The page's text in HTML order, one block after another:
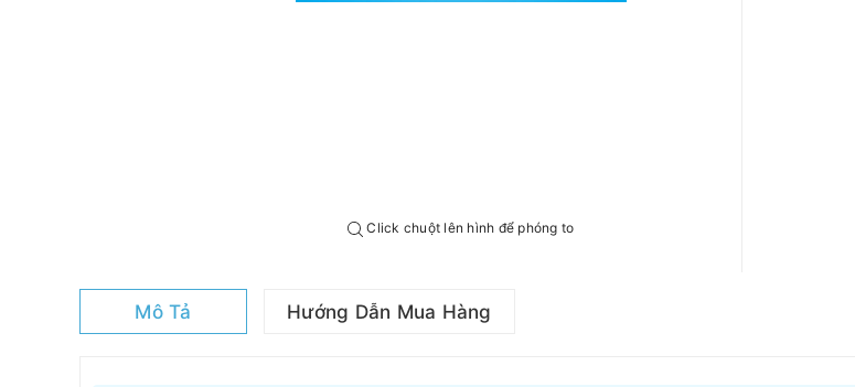
Click chuột lên hình để phóng to
Mô Tả Hướng Dẫn Mua Hàng